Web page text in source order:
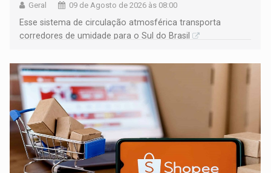
Geral 09 de Agosto de 2026 às 08:00
Esse sistema de circulação atmosférica transporta
corredores de umidade para o Sul do Brasil